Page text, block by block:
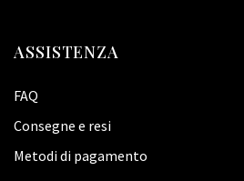
ASSISTENZA
FAQ
Consegne e resi
Metodi di pagamento